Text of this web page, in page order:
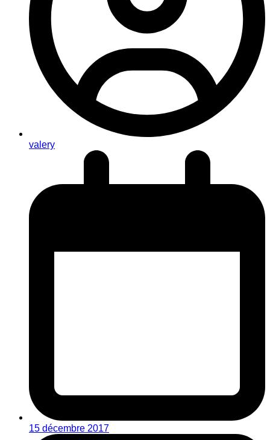
valery
15 décembre 2017